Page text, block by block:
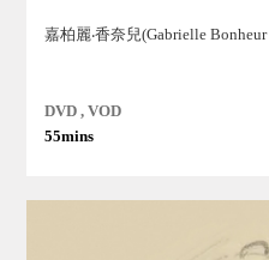
嘉柏麗‧香奈兒(Gabrielle Bonheur
DVD , VOD
55mins